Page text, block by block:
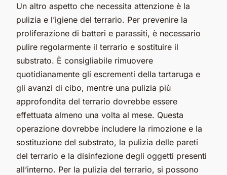
Un altro aspetto che necessita attenzione è la
pulizia e l’igiene del terrario. Per prevenire la
proliferazione di batteri e parassiti, è necessario
pulire regolarmente il terrario e sostituire il
substrato. È consigliabile rimuovere
quotidianamente gli escrementi della tartaruga e
gli avanzi di cibo, mentre una pulizia più
approfondita del terrario dovrebbe essere
effettuata almeno una volta al mese. Questa
operazione dovrebbe includere la rimozione e la
sostituzione del substrato, la pulizia delle pareti
del terrario e la disinfezione degli oggetti presenti
all’interno. Per la pulizia del terrario, si possono